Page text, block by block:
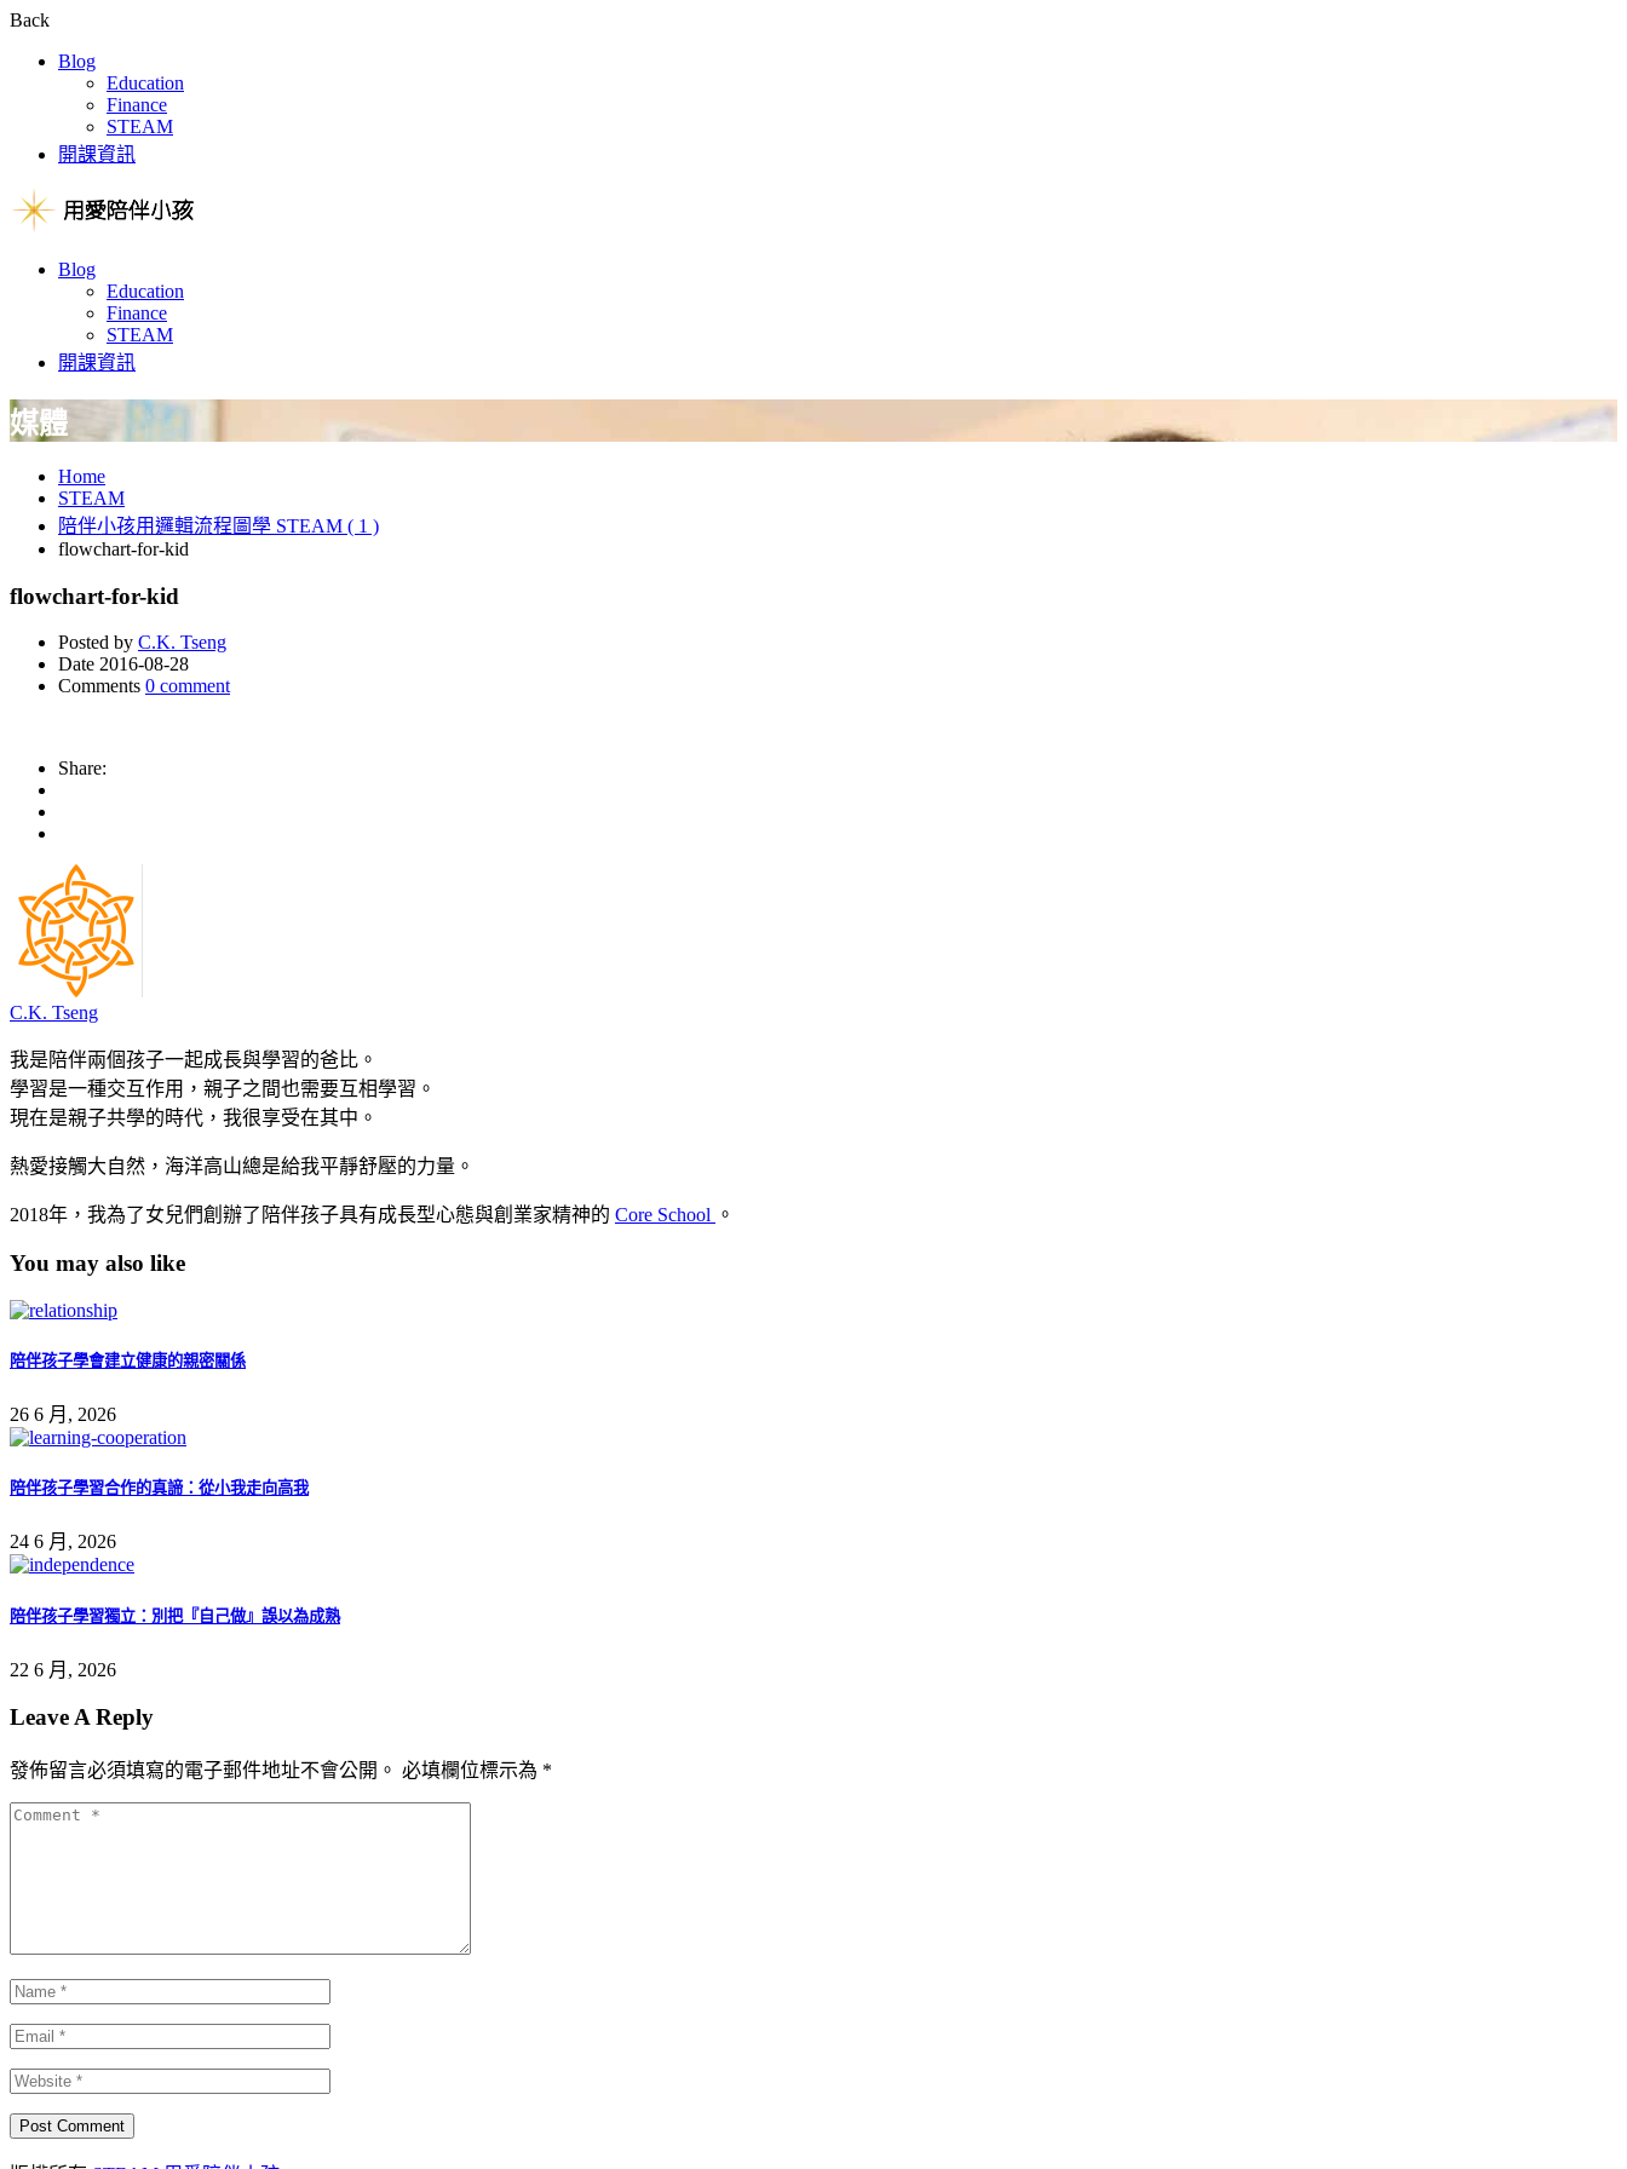
Back
Blog
Education
Finance
STEAM
開課資訊
Blog
Education
Finance
STEAM
開課資訊
媒體
Home
STEAM
陪伴小孩用邏輯流程圖學 STEAM ( 1 )
flowchart-for-kid
flowchart-for-kid
Posted by C.K. Tseng
Date 2016-08-28
Comments 0 comment
Share:
C.K. Tseng
我是陪伴兩個孩子一起成長與學習的爸比。
學習是一種交互作用，親子之間也需要互相學習。
現在是親子共學的時代，我很享受在其中。
熱愛接觸大自然，海洋高山總是給我平靜舒壓的力量。
2018年，我為了女兒們創辦了陪伴孩子具有成長型心態與創業家精神的 Core School 。
You may also like
陪伴孩子學會建立健康的親密關係
26 6 月, 2026
陪伴孩子學習合作的真諦：從小我走向高我
24 6 月, 2026
陪伴孩子學習獨立：別把『自己做』誤以為成熟
22 6 月, 2026
Leave A Reply
發佈留言必須填寫的電子郵件地址不會公開。 必填欄位標示為 *